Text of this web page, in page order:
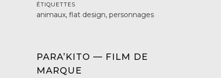
ÉTIQUETTES
animaux, flat design, personnages
PARA’KITO — FILM DE
MARQUE